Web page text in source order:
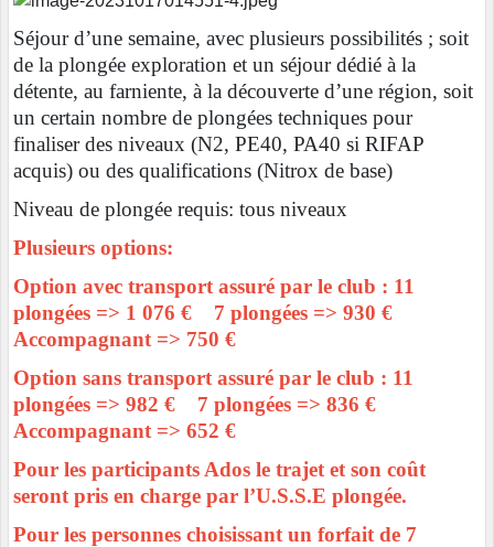
Séjour d’une semaine, avec plusieurs possibilités ; soit
de la plongée exploration et un séjour dédié à la
détente, au farniente, à la découverte d’une région, soit
un certain nombre de plongées techniques pour
finaliser des niveaux (N2, PE40, PA40 si RIFAP
acquis) ou des qualifications (Nitrox de base)
Niveau de plongée requis: tous niveaux
Plusieurs options:
Option avec transport assuré par le club : 11
plongées => 1 076 € 7 plongées => 930 €
Accompagnant => 750 €
Option sans transport assuré par le club : 11
plongées => 982 € 7 plongées => 836 €
Accompagnant => 652 €
Pour les participants Ados le trajet et son coût
seront pris en charge par l’U.S.S.E plongée.
Pour les personnes choisissant un forfait de 7